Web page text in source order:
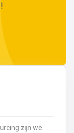
zijn we